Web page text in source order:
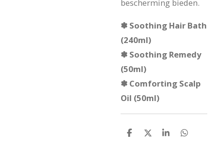
bescherming bieden.
✽ Soothing Hair Bath
(240ml)
✽ Soothing Remedy
(50ml)
✽ Comforting Scalp
Oil (50ml)
D
D
S
D